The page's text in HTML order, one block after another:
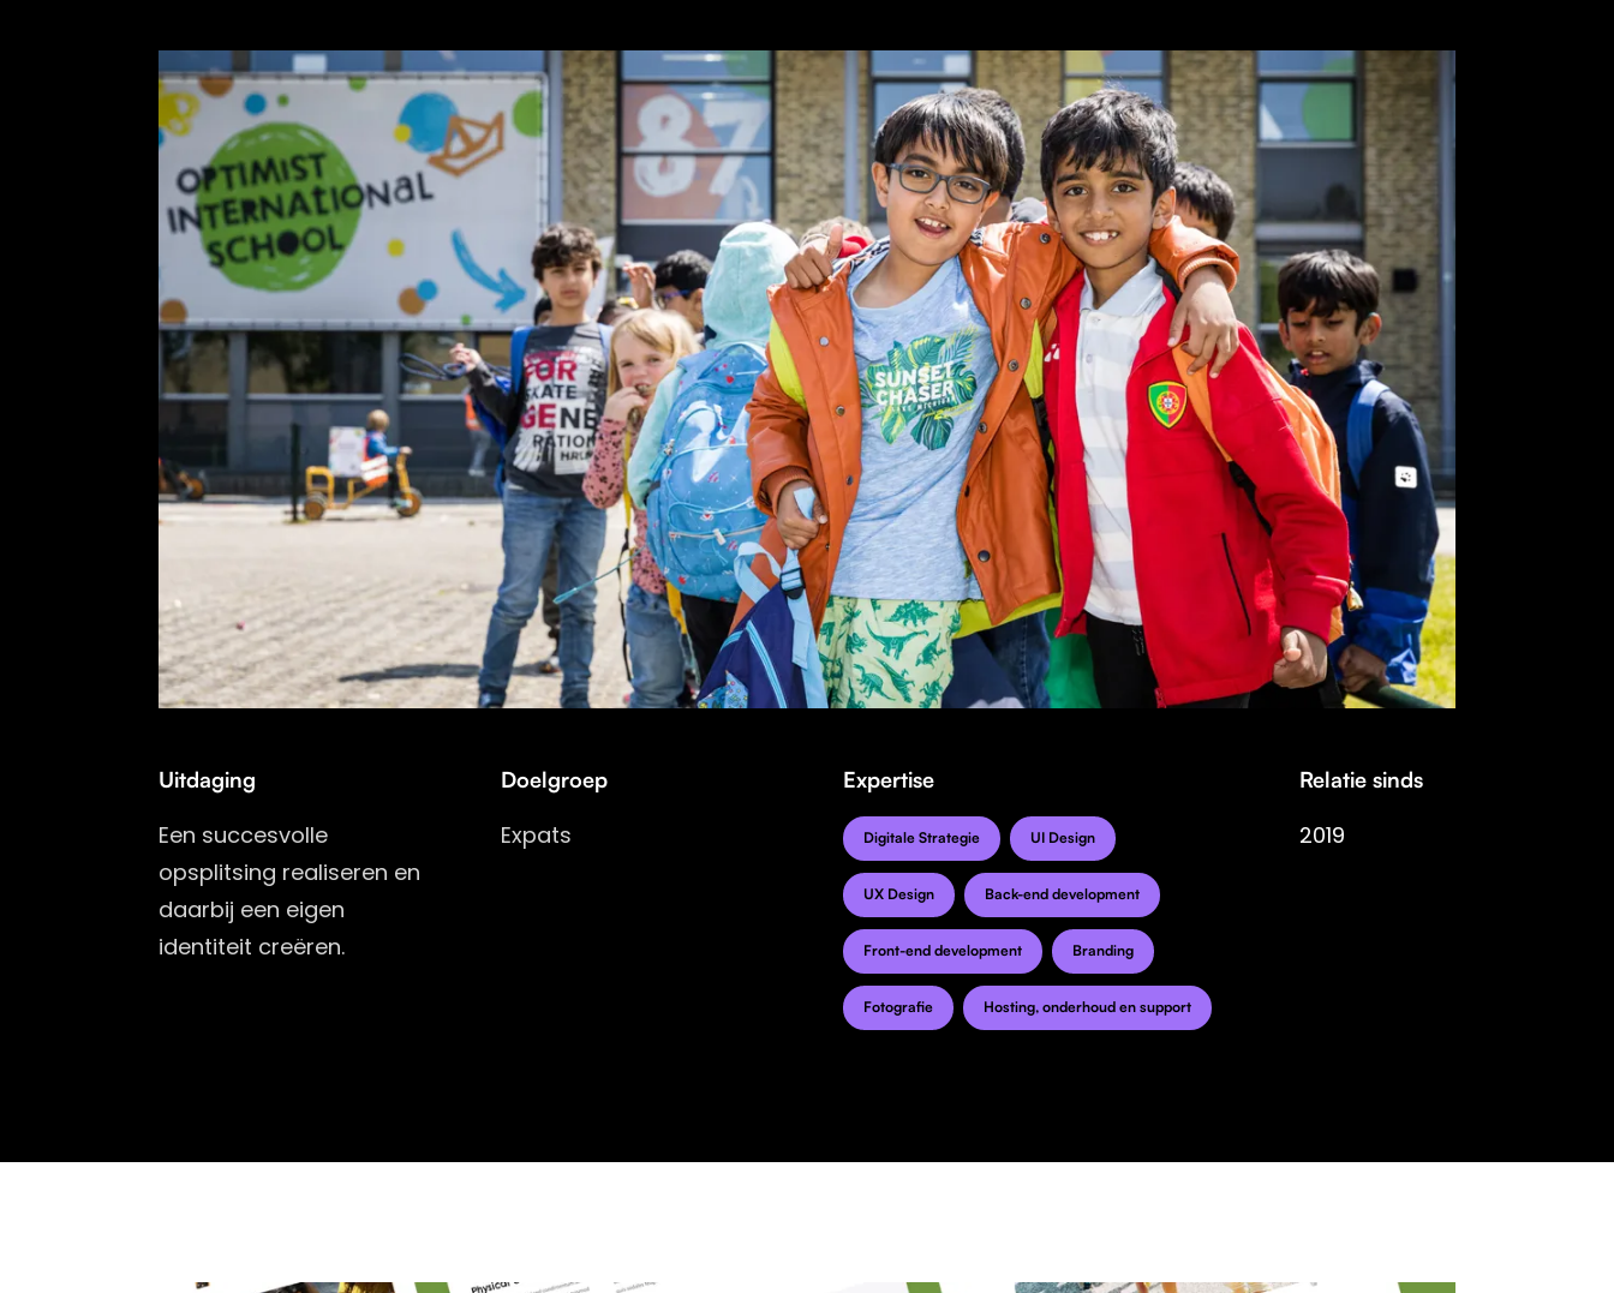
Uitdaging
Een succesvolle
opsplitsing realiseren en
daarbij een eigen
identiteit creëren.
Doelgroep
Expats
Expertise
Digitale Strategie UI Design
UX Design Back-end development
Front-end development Branding
Fotografie Hosting, onderhoud en support
Relatie sinds
2019